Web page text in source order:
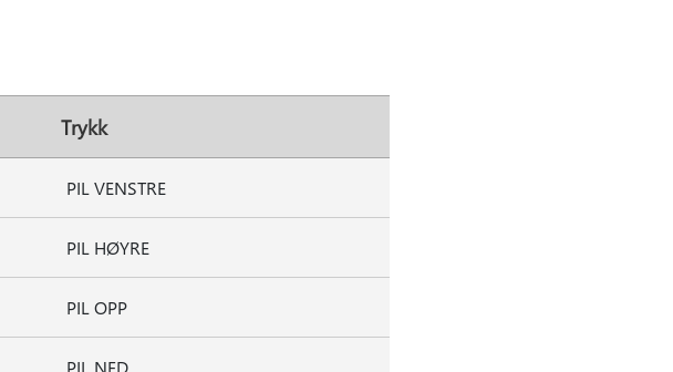
Trykk
PIL VENSTRE
PIL HØYRE
PIL OPP
PIL NED